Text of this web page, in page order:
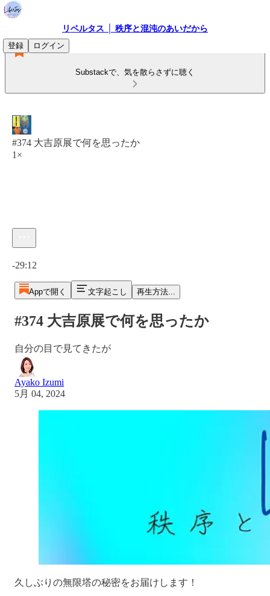
リベルタス │ 秩序と混沌のあいだから
登録
ログイン
Substackで、気を散らさずに聴く
#374 大吉原展で何を思ったか
1×
-29:12
Appで開く 文字起こし 再生方法...
#374 大吉原展で何を思ったか
自分の目で見てきたが
Ayako Izumi
5月 04, 2024
久しぶりの無限塔の秘密をお届けします！